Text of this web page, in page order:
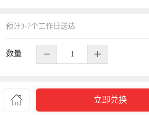
预计3-7个工作日送达
数量
 立即兑换